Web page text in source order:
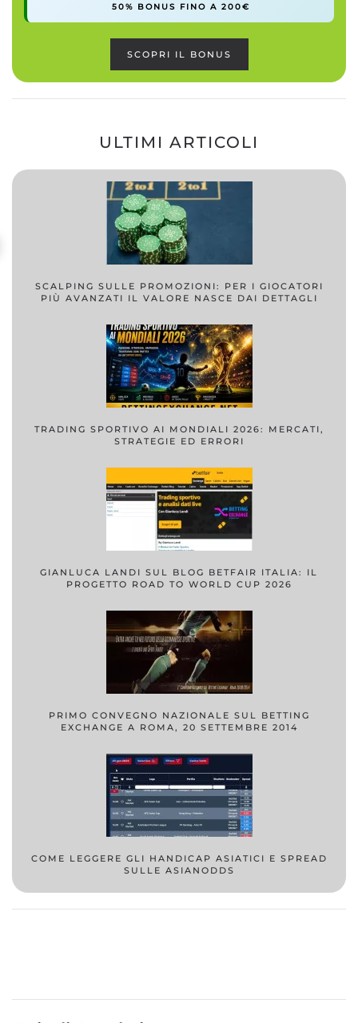
50% BONUS FINO A 200€
SCOPRI IL BONUS
ULTIMI ARTICOLI
SCALPING SULLE PROMOZIONI: PER I GIOCATORI
PIÙ AVANZATI IL VALORE NASCE DAI DETTAGLI
TRADING SPORTIVO AI MONDIALI 2026: MERCATI,
STRATEGIE ED ERRORI
GIANLUCA LANDI SUL BLOG BETFAIR ITALIA: IL
PROGETTO ROAD TO WORLD CUP 2026
PRIMO CONVEGNO NAZIONALE SUL BETTING
EXCHANGE A ROMA, 20 SETTEMBRE 2014
COME LEGGERE GLI HANDICAP ASIATICI E SPREAD
SULLE ASIANODDS